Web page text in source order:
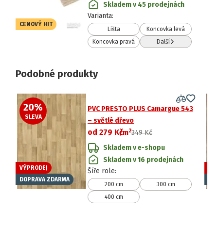
CENOVÝ HIT
Skladem v 45 prodejnách
Varianta:
Lišta
Koncovka levá
Koncovka pravá
Další
Podobné produkty
20%
SLEVA
VÝPRODEJ
DOPRAVA ZDARMA
PVC PRESTO PLUS Camargue 543
– světlé dřevo
od 279 Kč
/m2349 Kč
Skladem v e-shopu
Skladem v 16 prodejnách
Šíře role:
200 cm
300 cm
400 cm